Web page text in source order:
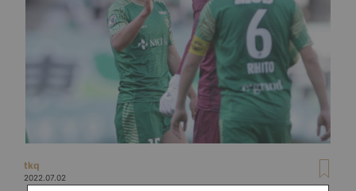
tkq
2022.07.02